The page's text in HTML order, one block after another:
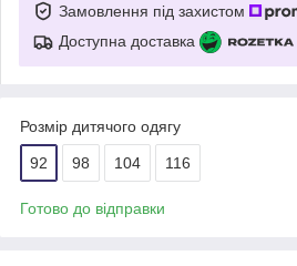
Замовлення під захистом
Доступна доставка
Розмір дитячого одягу
92 98 104 116
Готово до відправки